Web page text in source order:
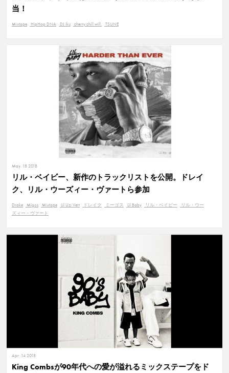
当！
Mixtape HipHop DNA DJ Iku cherry chill will. TSUNE
May. 18 2018
リル・ベイビー、新作のトラックリストを公開。ドレイ
ク、リル・ウーズィー・ヴァートら参加
Drake Migos Mixtape Lil Uzi Vert ドレイク ミーゴス Lil Baby リル・ベイビー
リル・ウー
ズィー・ヴァート
Apr. 14 2018
King Combsが90年代への愛が溢れるミックステープをド